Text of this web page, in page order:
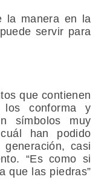
la manera en la
servir para
que contienen
conforma y
símbolos muy
han podido
casi
“Es como si
que las piedras”